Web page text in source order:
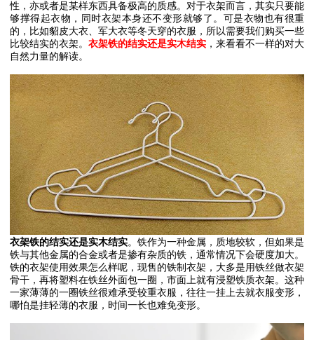
性，亦或者是某样东西具备极高的质感。对于衣架而言，其实只要能
够撑得起衣物，同时衣架本身还不变形就够了。可是衣物也有很重
的，比如貂皮大衣、军大衣等冬天穿的衣服，所以需要我们购买一些
比较结实的衣架。 衣架铁的结实还是实木结实 ，来看看不一样的对大
自然力量的解读。
衣架铁的结实还是实木结实。铁作为一种金属，质地较软，但如果是
铁与其他金属的合金或者是掺有杂质的铁，通常情况下会硬度加大。
铁的衣架使用效果怎么样呢，现售的铁制衣架，大多是用铁丝做衣架
骨干，再将塑料在铁丝外面包一圈，市面上就有浸塑铁质衣架。这种
一家薄薄的一圈铁丝很难承受较重衣服，往往一挂上去就衣服变形，
哪怕是挂轻薄的衣服，时间一长也难免变形。